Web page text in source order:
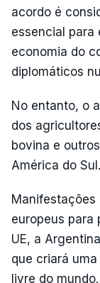
acordo é
essencial para
economia do
diplomáticos
No entanto, o
dos
bovina e
América do Sul.
Manifestações
europeus para
UE, a
que criará
livre do mundo.